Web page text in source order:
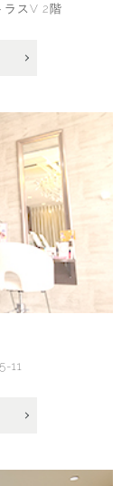
ラスV 2階
11